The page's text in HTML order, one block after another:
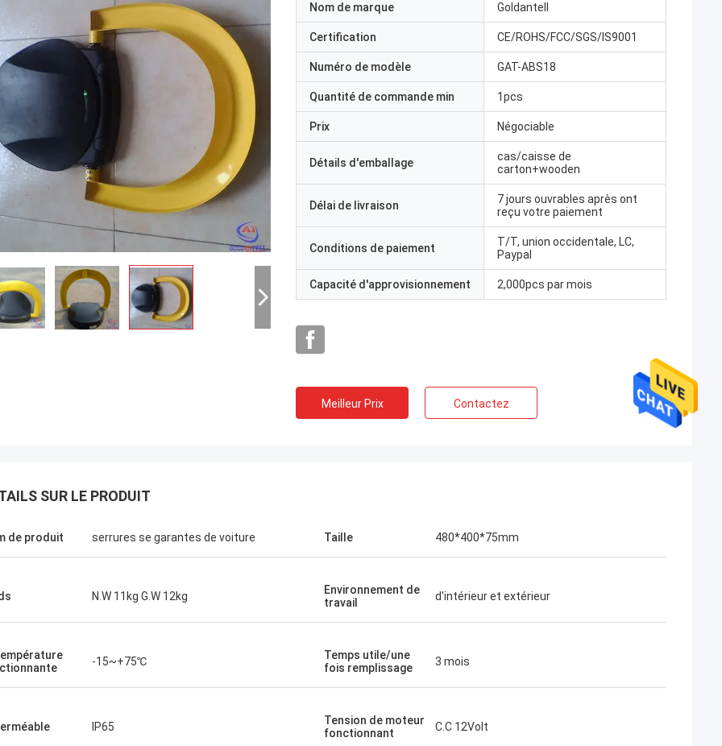
Nom de marque Goldantell
Certification CE/ROHS/FCC/SGS/IS9001
Numéro de modèle GAT-ABS18
Quantité de commande min 1pcs
Prix Négociable
Détails d'emballage
cas/caisse de
carton+wooden
Délai de livraison
7 jours ouvrables après ont
reçu votre paiement
Conditions de paiement
T/T, union occidentale, LC,
Paypal
Capacité d'approvisionnement 2,000pcs par mois
Meilleur Prix Contactez
SUR LE PRODUIT
de produit serrures se garantes de voiture Taille 480*400*75mm
N.W 11kg G.W 12kg
Environnement de
travail
d'intérieur et extérieur
-15~+75℃
Temps utile/une
fois remplissage
3 mois
IP65
Tension de moteur
fonctionnant
C.C 12Volt